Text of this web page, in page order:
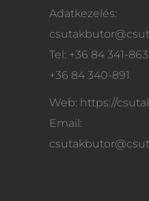
Adatkezelés:
Tel: +36 84 341-863
+36 84 340-891
Web: https://
Email: